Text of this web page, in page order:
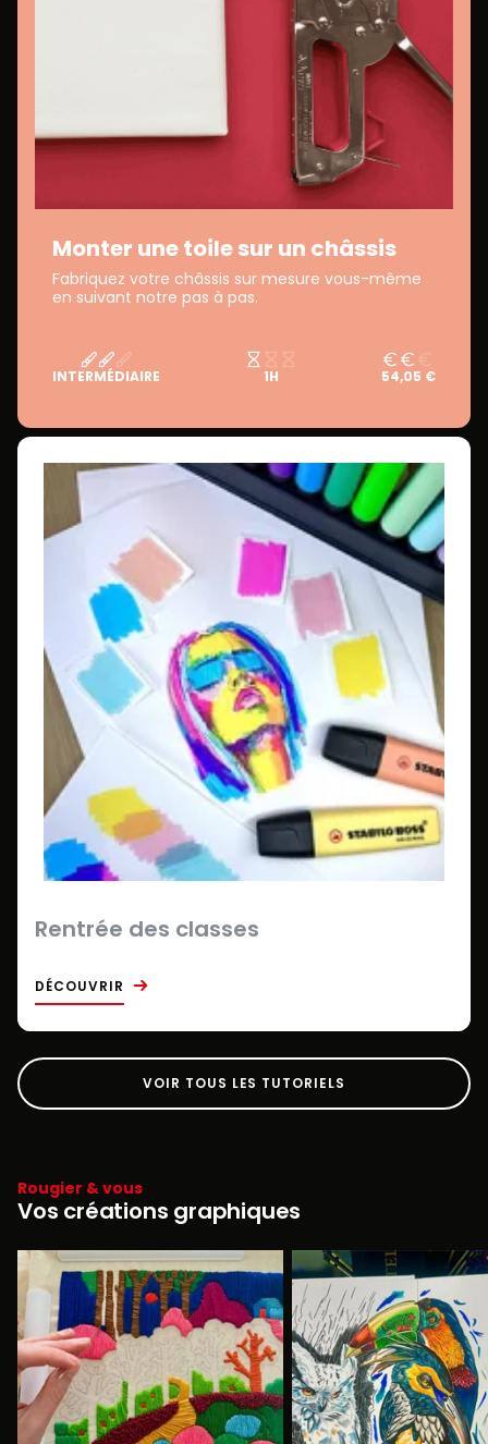
Monter une toile sur un châssis
Fabriquez votre châssis sur mesure vous-même
en suivant notre pas à pas.
INTERMÉDIAIRE 1H 54,05 €
Rentrée des classes
DÉCOUVRIR
VOIR TOUS LES TUTORIELS
Rougier & vous
Vos créations graphiques